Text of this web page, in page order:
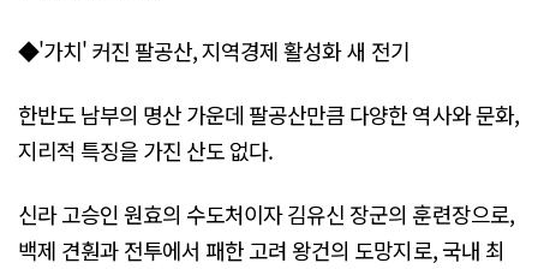
◆'가치' 커진 팔공산, 지역경제 활성화 새 전기
한반도 남부의 명산 가운데 팔공산만큼 다양한 역사와 문화,
지리적 특징을 가진 산도 없다.
신라 고승인 원효의 수도처이자 김유신 장군의 훈련장으로,
백제 견훤과 전투에서 패한 고려 왕건의 도망지로, 국내 최